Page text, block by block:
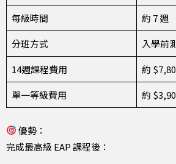
每級時間
約 7 週
分班方式
入學前
14週課程費用
約
單一等級費用
約
優勢：
完成最高級 EAP 課程後：